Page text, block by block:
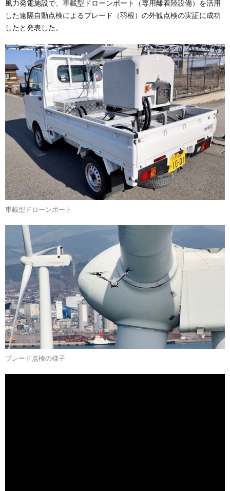
風力発電施設で、車載型ドローンポート（専用離着陸設備）を活用
した遠隔自動点検によるブレード（羽根）の外観点検の実証に成功
したと発表した。
車載型ドローンポート
ブレード点検の様子